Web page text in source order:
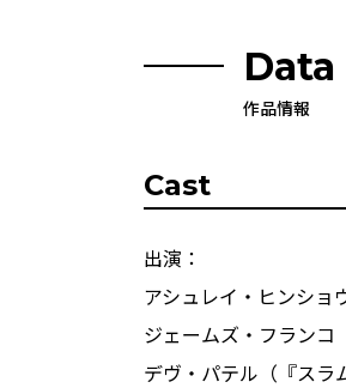
Data
作品情報
Cast
出演：
アシュレイ・ヒンショ
ジェームズ・フランコ
デヴ・パテル（『スラ